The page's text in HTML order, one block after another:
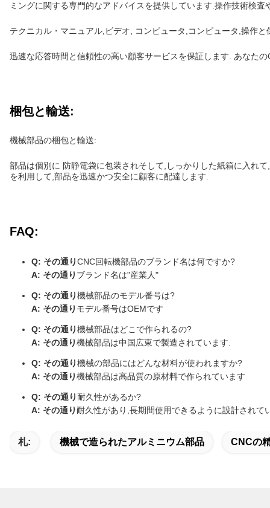
ミングに関する専門的なアドバイスを提供しています.操作技術検
テクニカル・マニュアル,ビデオ, コンピュータ,コンピュータ,操作
迅速な応答時間と信頼性の高い顧客サービスを保証します. あなた
梱包と輸送:
機械部品の梱包と輸送:
部品は個別に 防静電袋に包装されそして,しっかりした紙箱に入れ
を利用して,部品を迅速かつ安全に顧客に配達します.
FAQ:
Q: その通りCNC回転機部品のブランド名は何ですか?
A: その通り ブランド名は"産業人"
Q: その通り機械部品のモデル番号は?
A: その通り モデル番号はOEMです
Q: その通り機械部品はどこで作られるの?
A: その通り機械部品は中国広東で製造されています.
Q: その通り機械の部品にはどんな材料が使われますか?
A: その通り機械部品は高品質の原材料で作られています
Q: その通り耐久性があるか?
A: その通り耐久性があり,長期間使用できるように設計されて
札: 機械で造られたアルミニウム部品 CNCの